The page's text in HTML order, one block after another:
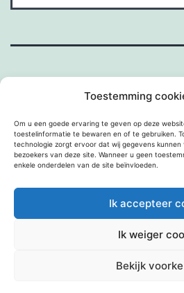
Toestemming
Om u een goede ervaring te geven op deze
toestelinformatie te bewaren en of te gebruiken.
technologie zorgt ervoor dat wij gegevens
bezoekers van deze site. Wanneer u geen
enkele onderdelen van de site beïnvloeden.
Ik accepteer
Ik weiger
Bekijk
Met trots aangedreven door